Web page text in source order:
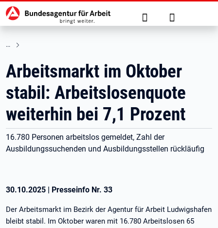
zu den Hauptinhalten springen
Hauptnavigation Suche Anmelden
Arbeitsmarkt im Oktober
stabil: Arbeitslosenquote
weiterhin bei 7,1 Prozent
16.780 Personen arbeitslos gemeldet, Zahl der
Ausbildungssuchenden und Ausbildungsstellen rückläufig
30.10.2025 | Presseinfo Nr. 33
Der Arbeitsmarkt im Bezirk der Agentur für Arbeit Ludwigshafen
bleibt stabil. Im Oktober waren mit 16.780 Arbeitslosen 65